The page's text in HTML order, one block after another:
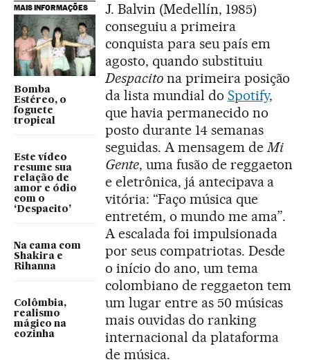
MAIS INFORMAÇÕES
Bomba
Estéreo, o
foguete
tropical
Este vídeo
resume sua
relação de
amor e ódio
com o
‘Despacito’
Na cama com
Shakira e
Rihanna
Colômbia,
realismo
mágico na
cozinha
J. Balvin (Medellín, 1985)
conseguiu a primeira
conquista para seu país em
agosto, quando substituiu
Despacitona primeira posição
da lista mundial do Spotify,
que havia permanecido no
posto durante 14 semanas
seguidas. A mensagem deMi
Gente, uma fusão de reggaeton
e eletrônica, já antecipava a
vitória: “Faço música que
entretém, o mundo me ama”.
A escalada foi impulsionada
por seus compatriotas. Desde
o início do ano, um tema
colombiano de reggaeton tem
um lugar entre as 50 músicas
mais ouvidas do ranking
internacional da plataforma
de música.